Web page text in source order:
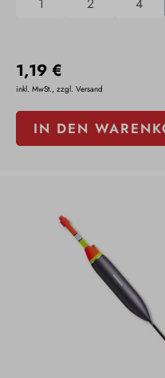
1,19 €
inkl. MwSt., zzgl. Versand
IN DEN